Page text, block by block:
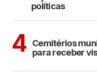
políticas
4
Cemitérios
para receber